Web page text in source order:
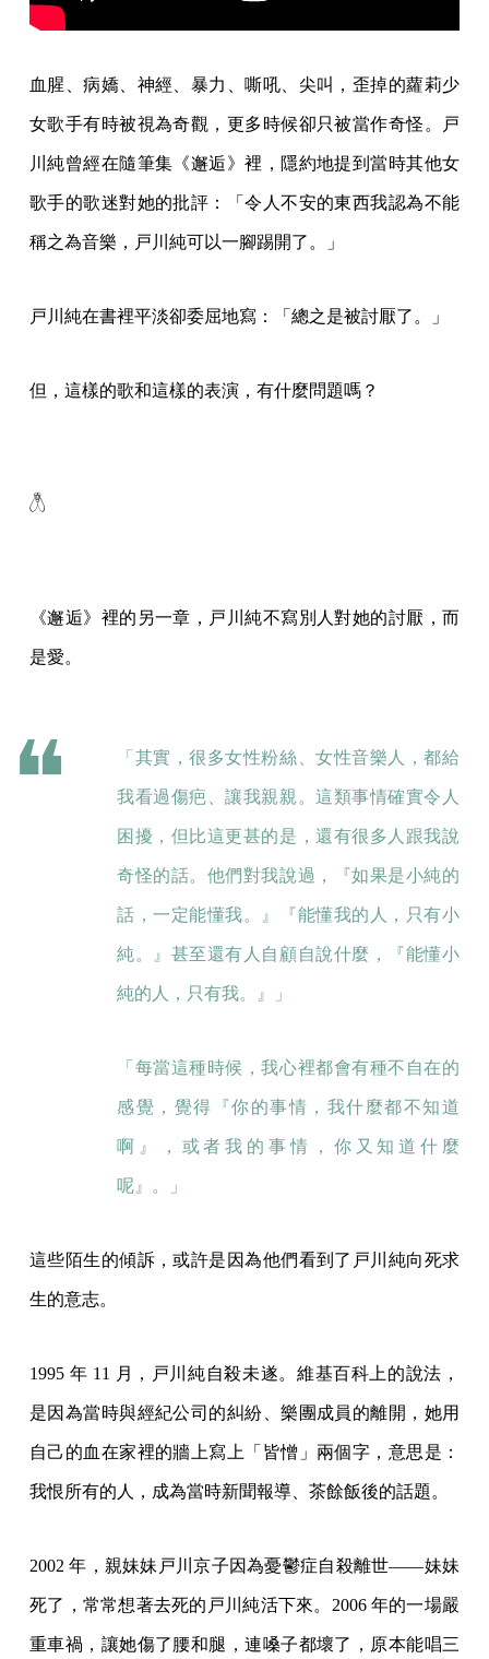
血腥、病嬌、神經、暴力、嘶吼、尖叫，歪掉的蘿莉少
女歌手有時被視為奇觀，更多時候卻只被當作奇怪。戸
川純曾經在隨筆集《邂逅》裡，隱約地提到當時其他女
歌手的歌迷對她的批評：「令人不安的東西我認為不能
稱之為音樂，戸川純可以一腳踢開了。」
戸川純在書裡平淡卻委屈地寫：「總之是被討厭了。」
但，這樣的歌和這樣的表演，有什麼問題嗎？
𓆦
《邂逅》裡的另一章，戸川純不寫別人對她的討厭，而
是愛。
「其實，很多女性粉絲、女性音樂人，都給
我看過傷疤、讓我親親。這類事情確實令人
困擾，但比這更甚的是，還有很多人跟我說
奇怪的話。他們對我說過，『如果是小純的
話，一定能懂我。』『能懂我的人，只有小
純。』甚至還有人自顧自說什麼，『能懂小
純的人，只有我。』」
「每當這種時候，我心裡都會有種不自在的
感覺，覺得『你的事情，我什麼都不知道
啊』，或者我的事情，你又知道什麼
呢』。」
這些陌生的傾訴，或許是因為他們看到了戸川純向死求
生的意志。
1995 年 11 月，戸川純自殺未遂。維基百科上的說法，
是因為當時與經紀公司的糾紛、樂團成員的離開，她用
自己的血在家裡的牆上寫上「皆憎」兩個字，意思是：
我恨所有的人，成為當時新聞報導、茶餘飯後的話題。
2002 年，親妹妹戸川京子因為憂鬱症自殺離世——妹妹
死了，常常想著去死的戸川純活下來。2006 年的一場嚴
重車禍，讓她傷了腰和腿，連嗓子都壞了，原本能唱三